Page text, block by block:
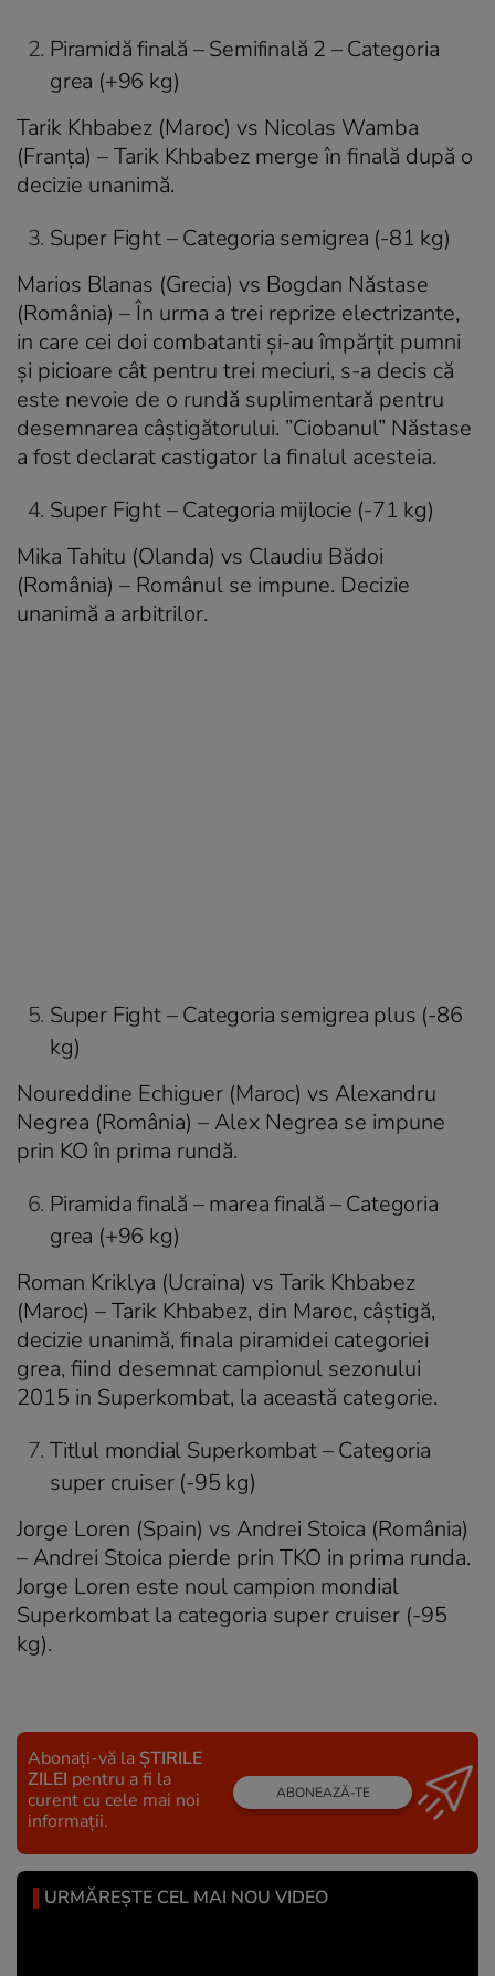
Piramidă finală – Semifinală 2 – Categoria
grea (+96 kg)
Tarik Khbabez (Maroc) vs Nicolas Wamba
(Franţa) – Tarik Khbabez merge în finală după o
decizie unanimă.
Super Fight – Categoria semigrea (-81 kg)
Marios Blanas (Grecia) vs Bogdan Năstase
(România) – În urma a trei reprize electrizante,
in care cei doi combatanti și-au împărțit pumni
și picioare cât pentru trei meciuri, s-a decis că
este nevoie de o rundă suplimentară pentru
desemnarea câștigătorului. ”Ciobanul” Năstase
a fost declarat castigator la finalul acesteia.
Super Fight – Categoria mijlocie (-71 kg)
Mika Tahitu (Olanda) vs Claudiu Bădoi
(România) – Românul se impune. Decizie
unanimă a arbitrilor.
Super Fight – Categoria semigrea plus (-86
kg)
Noureddine Echiguer (Maroc) vs Alexandru
Negrea (România) – Alex Negrea se impune
prin KO în prima rundă.
Piramida finală – marea finală – Categoria
grea (+96 kg)
Roman Kriklya (Ucraina) vs Tarik Khbabez
(Maroc) – Tarik Khbabez, din Maroc, câștigă,
decizie unanimă, finala piramidei categoriei
grea, fiind desemnat campionul sezonului
2015 in Superkombat, la această categorie.
Titlul mondial Superkombat – Categoria
super cruiser (-95 kg)
Jorge Loren (Spain) vs Andrei Stoica (România)
– Andrei Stoica pierde prin TKO in prima runda.
Jorge Loren este noul campion mondial
Superkombat la categoria super cruiser (-95
kg).
Abonați-vă la ȘTIRILE
ZILEI pentru a fi la
curent cu cele mai noi
informații.
ABONEAZĂ-TE
URMĂREȘTE CEL MAI NOU VIDEO